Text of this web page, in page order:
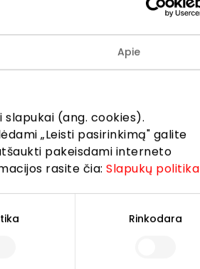
Apie
(ang. cookies).
„Leisti pasirinkimą" galite
pakeisdami interneto
rasite čia:Slapukų politika
Rinkodara
informaciją iš